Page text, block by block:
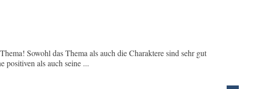
Sowohl das Thema als auch die Charaktere sind sehr gut
positiven als auch seine ...